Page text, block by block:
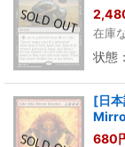
在庫
状態
[日
680